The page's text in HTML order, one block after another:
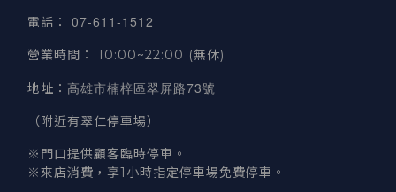
電話 ： 07-611-1512
營業時間 ： 10:00~22:00 (無休)
地址 ： 高雄市楠梓區翠屏路73號
（附近有翠仁停車場）
※門口提供顧客臨時停車。
※來店消費，享1小時指定停車場免費停車。